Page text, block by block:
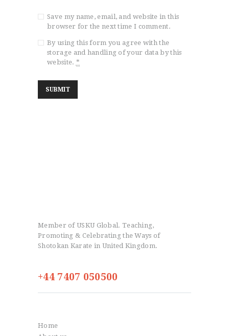
Save my name, email, and website in this
browser for the next time I comment.
By using this form you agree with the
storage and handling of your data by this
website. *
Member of USKU Global. Teaching,
Promoting & Celebrating the Ways of
Shotokan Karate in United Kingdom.
+44 7407 050500
Home